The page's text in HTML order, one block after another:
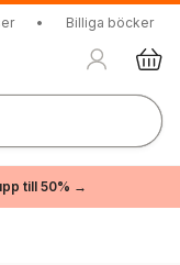
• Billiga böcker
till 50% →